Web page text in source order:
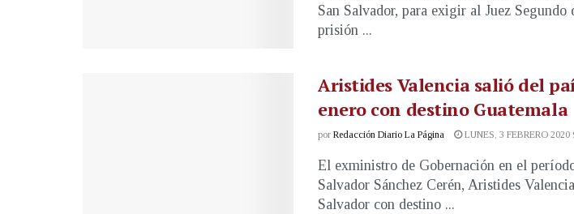
San Salvador, para exigir al Juez Segundo
prisión ...
Aristides Valencia salió del
enero con destino Guatemala
por Redacción Diario La Página LUNES, 3 FEBRERO 2020
El exministro de Gobernación en el
Salvador Sánchez Cerén, Aristides
Salvador con destino ...